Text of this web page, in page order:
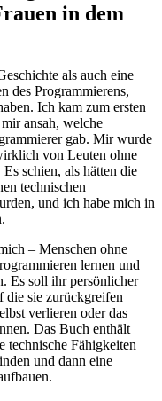
in dem
als auch eine
des Programmierens,
Ich kam zum ersten
ansah, welche
gab. Mir wurde
von Leuten ohne
schien, als hätten die
technischen
und ich habe mich in
– Menschen ohne
lernen und
Es soll ihr persönlicher
die sie zurückgreifen
verlieren oder das
Das Buch enthält
Fähigkeiten
und dann eine